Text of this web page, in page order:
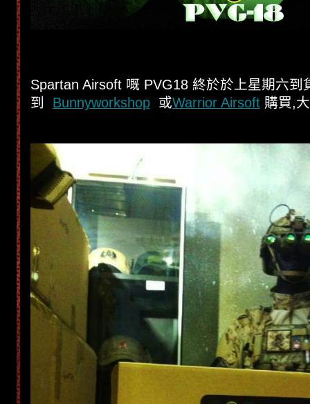
Spartan Airsoft 嘅 PVG18 終於於上星期六到
到 Bunnyworkshop或Warrior Airsoft購買,